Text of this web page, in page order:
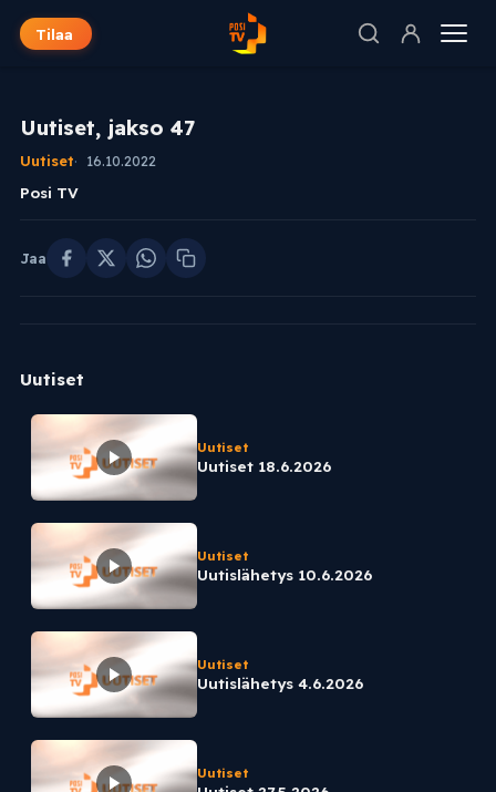
Tilaa
Uutiset, jakso 47
Uutiset 16.10.2022
Posi TV
Jaa
Uutiset
Uutiset
Uutiset 18.6.2026
Uutiset
Uutislähetys 10.6.2026
Uutiset
Uutislähetys 4.6.2026
Uutiset